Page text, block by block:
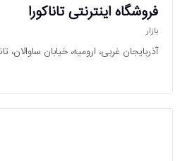
فروشگاه اینترنتی تاناکورا
بازار
آذربایجان غربی، ارومیه، خیابان ساوالان،